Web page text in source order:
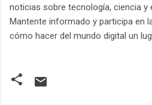
noticias sobre tecnología, ciencia y
Mantente informado y participa en
cómo hacer del mundo digital un